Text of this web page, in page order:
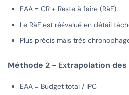
EAA = CR + Reste à faire (RàF)
Le RàF est réévalué en détail
Plus précis mais très
Méthode 2 - Extrapolation
EAA = Budget total / IPC